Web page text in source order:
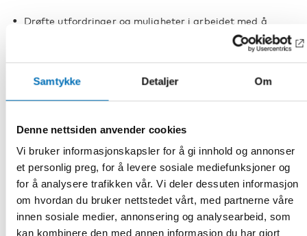
Samtykke Detaljer Om
Denne nettsiden anvender cookies
Vi bruker informasjonskapsler for å gi innhold og annonser
et personlig preg, for å levere sosiale mediefunksjoner og
for å analysere trafikken vår. Vi deler dessuten informasjon
om hvordan du bruker nettstedet vårt, med partnerne våre
innen sosiale medier, annonsering og analysearbeid, som
kan kombinere den med annen informasjon du har gjort
Drøfte utfordringer og muligheter i arbeidet med å
styrke fysisk aktivitet og bidra til økt bevissthet om disse
Expert meeting on children and young
people’s health and well-being – Focus
on physical activity within the school
sector
The Nordic network for physical activity played an active
role in the expert meeting on children and young people’s
health and well-being focusing on physical activity within